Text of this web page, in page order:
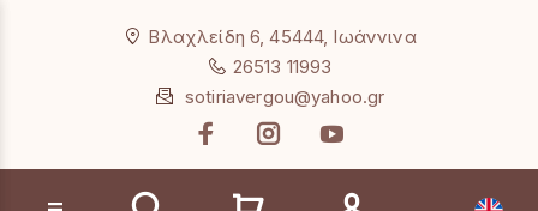
Βλαχλείδη 6, 45444, Ιωάννινα
26513 11993
sotiriavergou@yahoo.gr
Αναζήτηση προϊόντων